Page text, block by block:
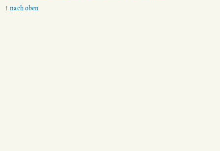
↑ nach oben